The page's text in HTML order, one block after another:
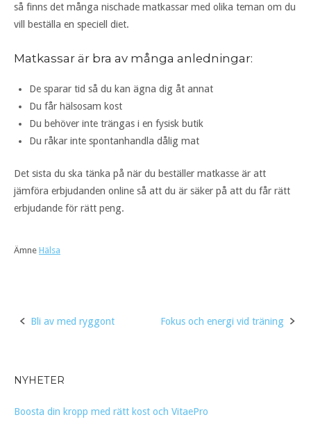
så finns det många nischade matkassar med olika teman om du
vill beställa en speciell diet.
Matkassar är bra av många anledningar:
De sparar tid så du kan ägna dig åt annat
Du får hälsosam kost
Du behöver inte trängas i en fysisk butik
Du råkar inte spontanhandla dålig mat
Det sista du ska tänka på när du beställer matkasse är att
jämföra erbjudanden online så att du är säker på att du får rätt
erbjudande för rätt peng.
Ämne Hälsa
Post
Bli av med ryggont Fokus och energi vid träning
NYHETER
Boosta din kropp med rätt kost och VitaePro